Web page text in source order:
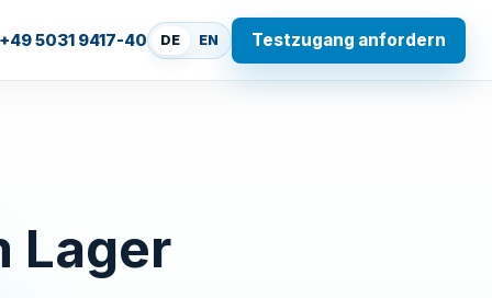
+49 5031 9417-40 DE EN Testzugang anfordern
Lager